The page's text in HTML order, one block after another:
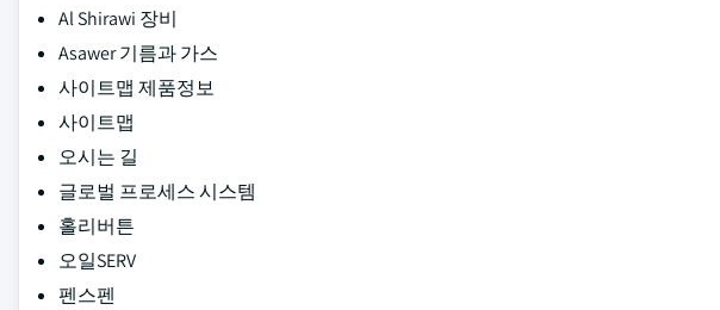
Al Shirawi 장비
Asawer 기름과 가스
사이트맵 제품정보
사이트맵
오시는 길
글로벌 프로세스 시스템
홀리버튼
오일SERV
펜스펜